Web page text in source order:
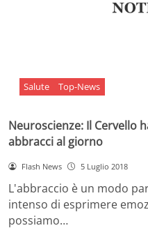
Salute Top-News
Neuroscienze: Il Cervello
abbracci al giorno
Flash News 5 Luglio 2018
L'abbraccio è un modo
intenso di esprimere
possiamo…